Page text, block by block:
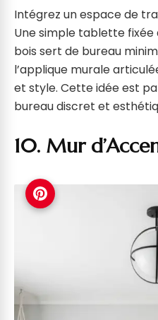
Intégrez un espace de
Une simple tablette fixée
bois sert de bureau
l’applique murale
et style. Cette idée est
bureau discret et
10. Mur